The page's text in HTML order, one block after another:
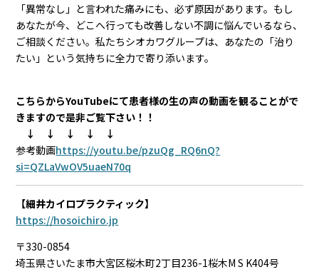
「異常なし」と言われた痛みにも、必ず原因があります。もし
あなたが今、どこへ行っても改善しない不調に悩んでいるなら、
ご相談ください。私たちシオカワグループは、あなたの「治り
たい」という気持ちに全力で寄り添います。
こちらからYouTubeにて患者様の生の声の動画を観ることがで
きますので是非ご覧下さい！！
↓ ↓ ↓ ↓ ↓
参考動画https://youtu.be/pzuQg_RQ6nQ?
si=QZLaVwOV5uaeN70q
【細井カイロプラクティック】
https://hosoichiro.jp
〒330-0854
埼玉県さいたま市大宮区桜木町2丁目236-1桜木M S K404号